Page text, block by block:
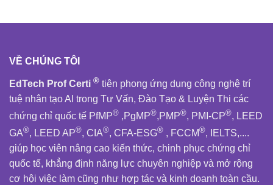
VỀ CHÚNG TÔI
EdTech Prof Certi ® tiên phong ứng dụng công nghệ trí
tuệ nhân tạo AI trong Tư Vấn, Đào Tạo & Luyện Thi các
chứng chỉ quốc tế PfMP® ,PgMP®,PMP®, PMI-CP®, LEED
GA®, LEED AP®, CIA®, CFA-ESG® , FCCM®, IELTS,....
giúp học viên nâng cao kiến thức, chinh phục chứng chỉ
quốc tế, khẳng định năng lực chuyên nghiệp và mở rộng
cơ hội việc làm cũng như hợp tác và kinh doanh toàn cầu.